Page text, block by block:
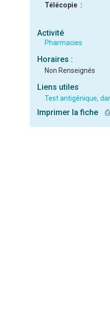
Télécopie :
Activité
Pharmacies
Horaires :
Non Renseignés
Liens utiles
Test antigénique,
Imprimer la fiche ⎙